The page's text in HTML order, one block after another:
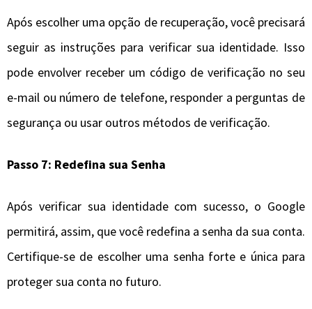
Após escolher uma opção de recuperação, você precisará
seguir as instruções para verificar sua identidade. Isso
pode envolver receber um código de verificação no seu
e-mail ou número de telefone, responder a perguntas de
segurança ou usar outros métodos de verificação.
Passo 7: Redefina sua Senha
Após verificar sua identidade com sucesso, o Google
permitirá, assim, que você redefina a senha da sua conta.
Certifique-se de escolher uma senha forte e única para
proteger sua conta no futuro.